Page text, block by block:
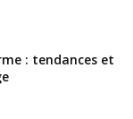
: tendances et